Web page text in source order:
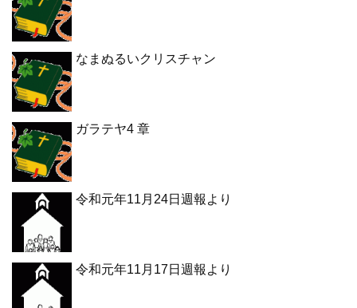
なまぬるいクリスチャン
ガラテヤ4 章
令和元年11月24日週報より
令和元年11月17日週報より